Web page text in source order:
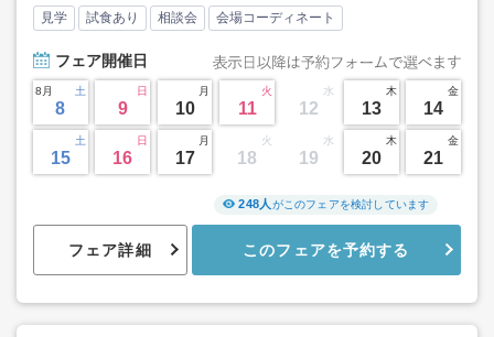
見学 試食あり 相談会 会場コーディネート
フェア開催日
8月 土
8
日
9
月
10
火
11
水
12
木
13
金
14
土
15
日
16
月
17
火
18
水
19
木
20
金
21
フェア詳細
248人 がこのフェアを検討しています
このフェアを予約する